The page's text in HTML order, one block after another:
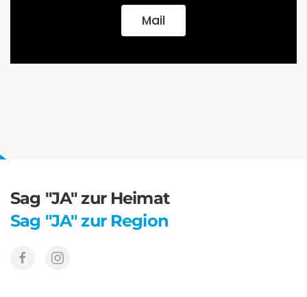
Mail
Sag "JA" zur Heimat
Sag "JA" zur Region